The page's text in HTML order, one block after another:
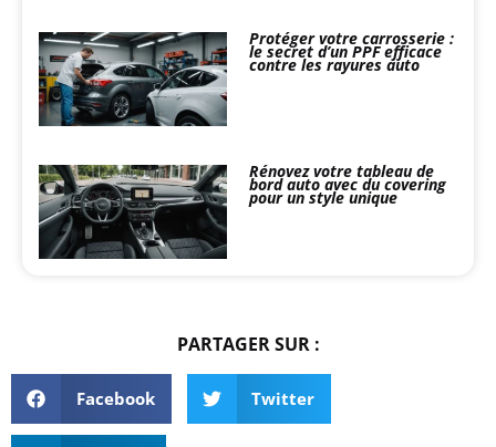
Protéger votre carrosserie :
le secret d’un PPF efficace
contre les rayures auto
Rénovez votre tableau de
bord auto avec du covering
pour un style unique
PARTAGER SUR :
Facebook Twitter